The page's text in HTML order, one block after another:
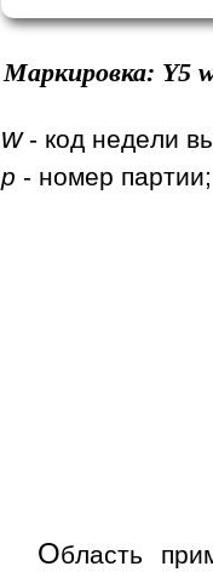
Маркировка: Y5
w- код недели
p - номер партии;
Область